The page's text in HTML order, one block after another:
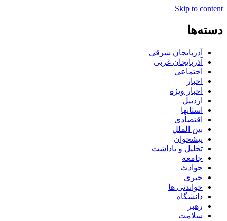
Skip to content
دسته‌ها
آذربایجان شرقی
آذربایجان غربی
اجتماعی
اخبار
اخبار ویژه
اردبیل
استانها
اقتصادی
بین الملل
پیشخوان
تحلیل و یاداشت
جامعه
حوادث
خبری
خواندنی ها
دانشگاه
رهبر
سلامت